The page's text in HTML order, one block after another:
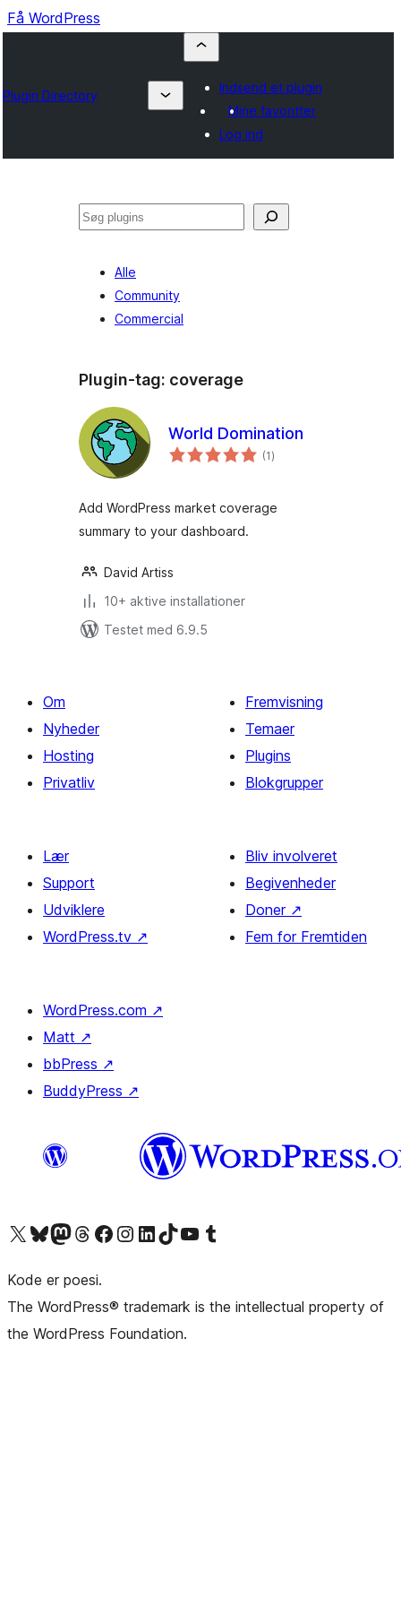
Få WordPress
Plugin Directory
Indsend et plugin
Mine favoritter
Log ind
Søg
Alle
Community
Commercial
Plugin-tag: coverage
World Domination
(1totale
bedømmelser
)
Add WordPress market coverage
summary to your dashboard.
David Artiss
10+ aktive installationer
Testet med 6.9.5
Om
Nyheder
Hosting
Privatliv
Fremvisning
Temaer
Plugins
Blokgrupper
Lær
Support
Udviklere
WordPress.tv ↗
Bliv involveret
Begivenheder
Doner ↗
Fem for Fremtiden
WordPress.com ↗
Matt ↗
bbPress ↗
BuddyPress ↗
Besøg vores X (tidligere Twitter) konto
Besøg vores Bluesky-konto
Besøg vores Mastodon konto
Besøg vores Threads-konto
Besøg vores Facebook sideBesøg vores Instagram konto
Besøg vores LinkedIn konto
Besøg vores TikTok-konto
Besøg vores YouTube-kanalBesøg vores Tumblr-konto
Kode er poesi.
The WordPress® trademark is the intellectual property of
the WordPress Foundation.